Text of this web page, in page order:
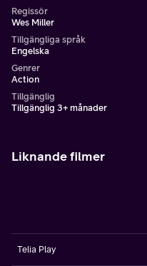
Regissör
Wes Miller
Tillgängliga språk
Engelska
Genrer
Action
Tillgänglig
Tillgänglig 3+ månader
Liknande filmer
Telia Play